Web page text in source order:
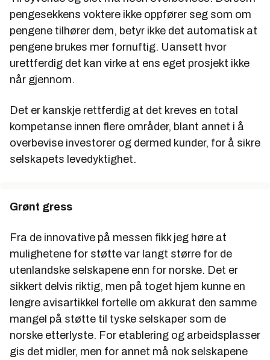
pengesekkens voktere ikke oppfører seg som om
pengene tilhører dem, betyr ikke det automatisk at
pengene brukes mer fornuftig. Uansett hvor
urettferdig det kan virke at ens eget prosjekt ikke
når gjennom.
Det er kanskje rettferdig at det kreves en total
kompetanse innen flere områder, blant annet i å
overbevise investorer og dermed kunder, for å sikre
selskapets levedyktighet.
Grønt gress
Fra de innovative på messen fikk jeg høre at
mulighetene for støtte var langt større for de
utenlandske selskapene enn for norske. Det er
sikkert delvis riktig, men på toget hjem kunne en
lengre avisartikkel fortelle om akkurat den samme
mangel på støtte til tyske selskaper som de
norske etterlyste. For etablering og arbeidsplasser
gis det midler, men for annet må nok selskapene